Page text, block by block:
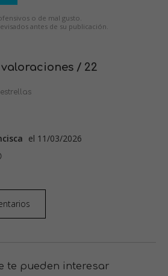
o de mal gusto.
antes de su publicación.
/ 22
el 11/03/2026
te pueden interesar